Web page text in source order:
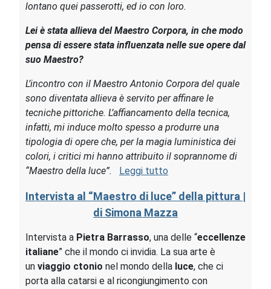
lontano quei passerotti, ed io con loro.
Lei è stata allieva del Maestro Corpora, in che modo
pensa di essere stata influenzata nelle sue opere dal
suo Maestro?
L’incontro con il Maestro Antonio Corpora del quale
sono diventata allieva è servito per affinare le
tecniche pittoriche. L’affiancamento della tecnica,
infatti, mi induce molto spesso a produrre una
tipologia di opere che, per la magia luministica dei
colori, i critici mi hanno attribuito il soprannome di
“Maestro della luce”. Leggi tutto
Intervista al “Maestro di luce” della pittura |
di Simona Mazza
Intervista a Pietra Barrasso, una delle “eccellenze
italiane” che il mondo ci invidia. La sua arte è
un viaggio ctonio nel mondo della luce, che ci
porta alla catarsi e al ricongiungimento con